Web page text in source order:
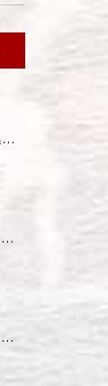
【全店】８月の営業時間・ランチ営業につきまして
「ありえへん∞世界」テレビ出演‼
【ありえへん∞世界】バースデーステーキについて